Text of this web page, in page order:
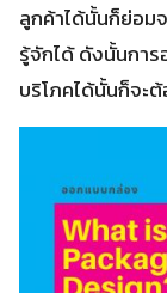
ลูกค้าได้นั้นก็ย่อม
รู้จักได้ ดังนั้นกา
บริโภคได้นั้นก็จะ